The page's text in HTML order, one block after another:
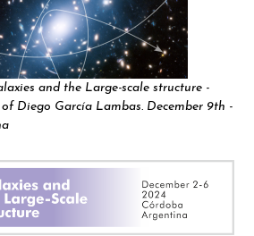
and the Large-scale structure -
Diego García Lambas. December 9th -